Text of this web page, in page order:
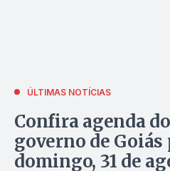
ÚLTIMAS NOTÍCIAS
Confira agenda
governo de Goiás
domingo, 31 de